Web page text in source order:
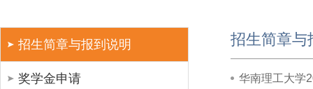
招生简章与报到说明
奖学金申请
招生简章与
华南理工大学